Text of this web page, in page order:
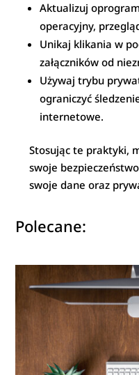
Aktualizuj
operacyjny,
Unikaj klikania w
załączników od
Używaj trybu
ograniczyć
internetowe.
Stosując te praktyki,
swoje
swoje dane oraz
Polecane: